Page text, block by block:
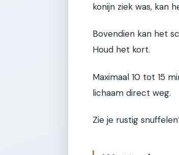
konijn ziek was, kan
Bovendien kan het
Houd het kort.
Maximaal 10 tot 15
lichaam direct weg.
Zie je rustig